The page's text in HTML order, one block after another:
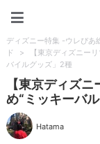
ディズニー特集 -ウレぴあ
ド
>
【東京ディズニー
バイルグッズ」2種
【東京ディズ
め“ミッキーバ
Hatama